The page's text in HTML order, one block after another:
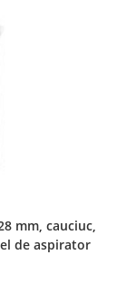
mm, cauciuc,
de aspirator